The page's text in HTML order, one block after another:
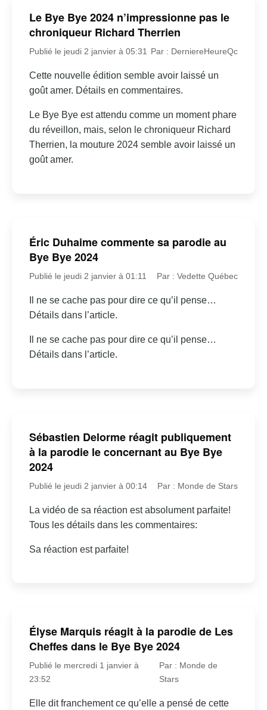
Le Bye Bye 2024 n’impressionne pas le
chroniqueur Richard Therrien
Publié le jeudi 2 janvier à 05:31 Par : DerniereHeureQc
Cette nouvelle édition semble avoir laissé un
goût amer. Détails en commentaires.
Le Bye Bye est attendu comme un moment phare
du réveillon, mais, selon le chroniqueur Richard
Therrien, la mouture 2024 semble avoir laissé un
goût amer.
Éric Duhaime commente sa parodie au
Bye Bye 2024
Publié le jeudi 2 janvier à 01:11 Par : Vedette Québec
Il ne se cache pas pour dire ce qu’il pense…
Détails dans l’article.
Il ne se cache pas pour dire ce qu’il pense…
Détails dans l’article.
Sébastien Delorme réagit publiquement
à la parodie le concernant au Bye Bye
2024
Publié le jeudi 2 janvier à 00:14 Par : Monde de Stars
La vidéo de sa réaction est absolument parfaite!
Tous les détails dans les commentaires:
Sa réaction est parfaite!
Élyse Marquis réagit à la parodie de Les
Cheffes dans le Bye Bye 2024
Publié le mercredi 1 janvier à
23:52
Par : Monde de
Stars
Elle dit franchement ce qu’elle a pensé de cette